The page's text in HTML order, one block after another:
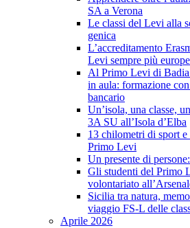
SA a Verona
Le classi del Levi alla
genica
L’accreditamento
Levi sempre più
Al Primo Levi di Badia
in aula: formazione
bancario
Un’isola, una classe,
3A SU all’Isola d’Elba
13 chilometri di sport
Primo Levi
Un presente di
Gli studenti del Primo
volontariato
Sicilia tra natura,
viaggio FS-L delle
Aprile 2026